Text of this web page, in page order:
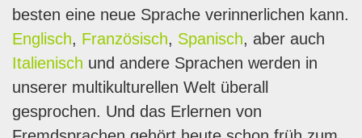
besten eine neue Sprache verinnerlichen kann.
Englisch, Französisch, Spanisch, aber auch
Italienisch und andere Sprachen werden in
unserer multikulturellen Welt überall
gesprochen. Und das Erlernen von